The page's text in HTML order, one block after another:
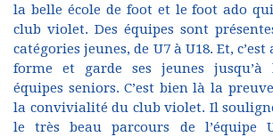
la belle école de foot et le foot ado
club violet. Des équipes sont
catégories jeunes, de U7 à U18. Et,
forme et garde ses jeunes jusqu’à
équipes seniors. C’est bien là la
la convivialité du club violet. Il
le très beau parcours de l’équipe